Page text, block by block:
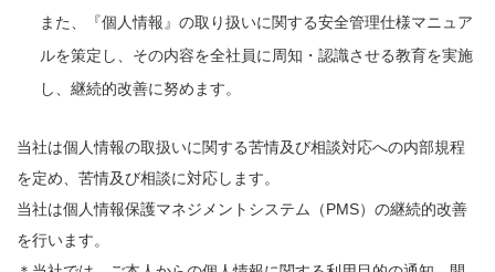
また、『個人情報』の取り扱いに関する安全管理仕様マニュア
ルを策定し、その内容を全社員に周知・認識させる教育を実施
し、継続的改善に努めます。
当社は個人情報の取扱いに関する苦情及び相談対応への内部規程
を定め、苦情及び相談に対応します。
当社は個人情報保護マネジメントシステム（PMS）の継続的改善
を行います。